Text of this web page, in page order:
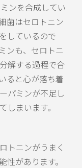
ンを合成してい
菌はセロトニン
しているので
ンも、セロトニ
解する過程で合
ると心が落ち着
パミンが不足し
しまいます。
トニンがうまく
があります。